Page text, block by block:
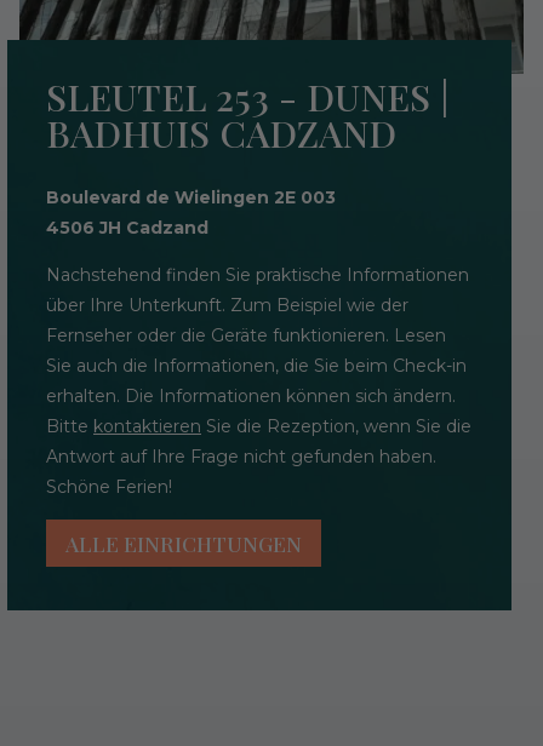
SLEUTEL 253 - DUNES |
BADHUIS CADZAND
Boulevard de Wielingen 2E 003
4506 JH Cadzand
Nachstehend finden Sie praktische Informationen
über Ihre Unterkunft. Zum Beispiel wie der
Fernseher oder die Geräte funktionieren. Lesen
Sie auch die Informationen, die Sie beim Check-in
erhalten. Die Informationen können sich ändern.
Bitte kontaktieren Sie die Rezeption, wenn Sie die
Antwort auf Ihre Frage nicht gefunden haben.
Schöne Ferien!
ALLE EINRICHTUNGEN